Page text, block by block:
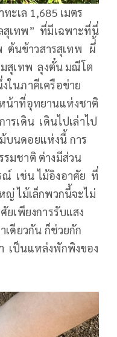
ะเล 1,685 เมตร
สุเทพ” ที่มีเฉพาะที่นี่
ต้นข้าวสารสุเทพ ผึ่้
สุเทพ ลุงตั๋น มณีโต
ในภาคีเครือข่าย
น้าที่อุทยานแห่งชาติ
รเดิน เดินไปเล่าไป
บนดอยแห่งนี้ การ
มชาติ ต่างมีส่วน
เช่น ไม้อิงอาศัย ที่
ญ่ ไม้เล็กพวกนี้จะไม่
ยเพียงการรับแสง
ดียวกัน ก็ช่วยกัก
เป็นแหล่งพักพิงของ